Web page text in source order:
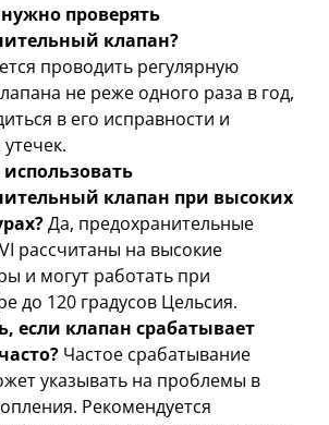
проверять
клапан?
проводить регулярную
не реже одного раза в год,
в его исправности и
клапан при высоких
Да, предохранительные
рассчитаны на высокие
и могут работать при
до 120 градусов Цельсия.
если клапан срабатывает
Частое срабатывание
указывать на проблемы в
Рекомендуется